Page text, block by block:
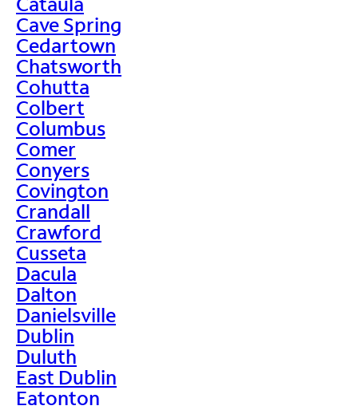
Cave Spring
Cedartown
Chatsworth
Cohutta
Colbert
Columbus
Comer
Conyers
Covington
Crandall
Crawford
Cusseta
Dacula
Dalton
Danielsville
Dublin
Duluth
East Dublin
Eatonton